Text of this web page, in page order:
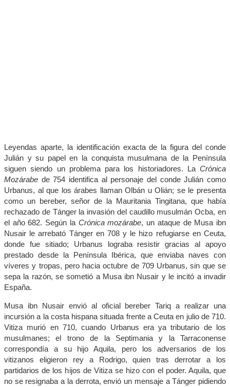
Leyendas aparte, la identificación exacta de la figura del conde
Julián y su papel en la conquista musulmana de la Península
siguen siendo un problema para los historiadores. La Crónica
Mozárabe de 754 identifica al personaje del conde Julián como
Urbanus, al que los árabes llaman Olbán u Olián; se le presenta
como un bereber, señor de la Mauritania Tingitana, que había
rechazado de Tánger la invasión del caudillo musulmán Ocba, en
el año 682. Según la Crónica mozárabe, un ataque de Musa ibn
Nusair le arrebató Tánger en 708 y le hizo refugiarse en Ceuta,
donde fue sitiado; Urbanus lograba resistir gracias al apoyo
prestado desde la Península Ibérica, que enviaba naves con
víveres y tropas, pero hacia octubre de 709 Urbanus, sin que se
sepa la razón, se sometió a Musa ibn Nusair y le incitó a invadir
España.
Musa ibn Nusair envió al oficial bereber Tariq a realizar una
incursión a la costa hispana situada frente a Ceuta en julio de 710.
Vitiza murió en 710, cuando Urbanus era ya tributario de los
musulmanes; el trono de la Septimania y la Tarraconense
correspondía a su hijo Aquila, pero los adversarios de los
vitizanos eligieron rey a Rodrigo, quien tras derrotar a los
partidarios de los hijos de Vitiza se hizo con el poder. Aquila, que
no se resignaba a la derrota, envió un mensaje a Tánger pidiendo